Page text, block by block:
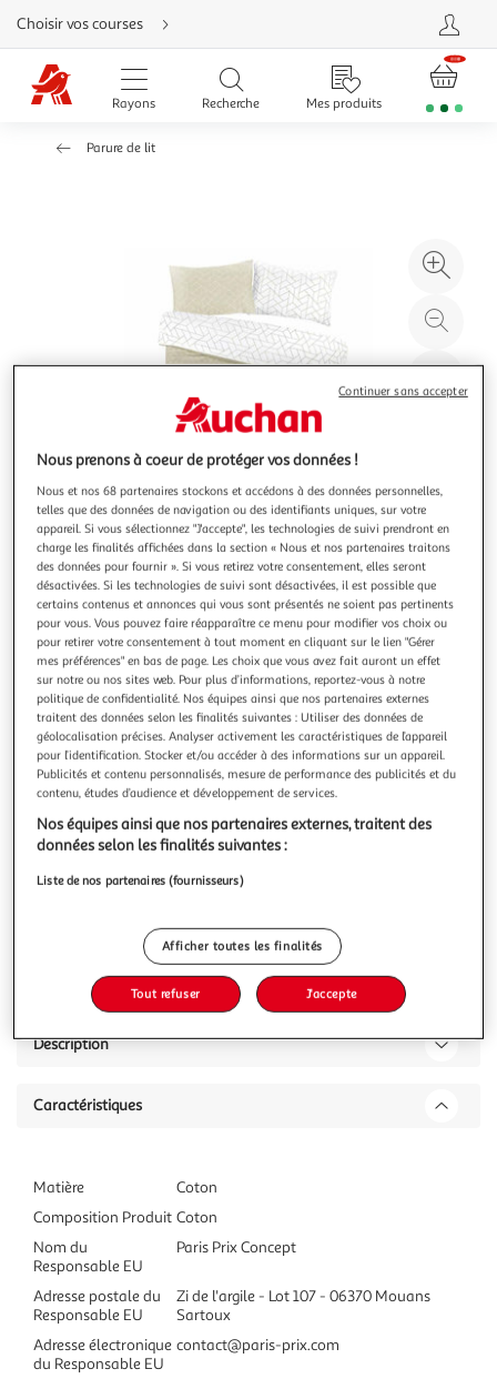
Aller
directement
au
contenu
Aller
directement
Aller
Choisir vos courses
Rayons Recherche Mes produits
Parure de lit
à
100
le
PARIS PRIX
Parure de lit 3 pièces florence 240x220cm beige
Informations Techniques : Dimensions : L. 240 x l. 220 cm 2
Taies d'oreiller : L. 65 x l. 65 cm Matière : 100% Coton Satiné
Spécificités : Moderne & Minimaliste Parure de Lit Deco 2
Taies d'Oreiller Surface Douce Convient pour un Lit 2
Personnes Avec Fermeture Éclair en Plastique Forme
Rectangulai
En savoir +
Vendu parParis Prix
Livraison dès 8/9 jours
8,99€
Plus d'options
Vendu parParis Prix
Description
Caractéristiques
Matière
Coton
Composition Produit Coton
Nom du
Responsable EU
Paris Prix Concept
Adresse postale du
Responsable EU
Zi de l'argile - Lot 107 - 06370 Mouans
Sartoux
Adresse électronique
du Responsable EU
contact@paris-prix.com
Nous prenons à coeur de protéger vos données !
Nous et nos 68 partenaires stockons et accédons à des données personnelles,
telles que des données de navigation ou des identifiants uniques, sur votre
appareil. Si vous sélectionnez "J'accepte", les technologies de suivi prendront en
charge les finalités affichées dans la section « Nous et nos partenaires traitons
des données pour fournir ». Si vous retirez votre consentement, elles seront
désactivées. Si les technologies de suivi sont désactivées, il est possible que
certains contenus et annonces qui vous sont présentés ne soient pas pertinents
pour vous. Vous pouvez faire réapparaître ce menu pour modifier vos choix ou
pour retirer votre consentement à tout moment en cliquant sur le lien "Gérer
mes préférences" en bas de page. Les choix que vous avez fait auront un effet
sur notre ou nos sites web. Pour plus d’informations, reportez-vous à notre
politique de confidentialité. Nos équipes ainsi que nos partenaires externes
traitent des données selon les finalités suivantes : Utiliser des données de
géolocalisation précises. Analyser activement les caractéristiques de l’appareil
pour l’identification. Stocker et/ou accéder à des informations sur un appareil.
Publicités et contenu personnalisés, mesure de performance des publicités et du
contenu, études d’audience et développement de services.
Nos équipes ainsi que nos partenaires externes, traitent des
données selon les finalités suivantes :
Liste de nos partenaires (fournisseurs)
Afficher toutes les finalités
Tout refuser J'accepte
Continuer sans accepter